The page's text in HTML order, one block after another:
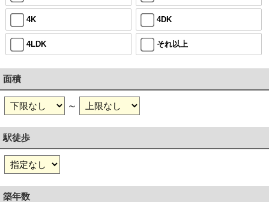
4K 4DK
4LDK それ以上
面積
～
駅徒歩
築年数